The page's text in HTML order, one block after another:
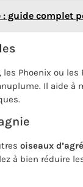
: guide complet
les Phoenix ou
Il aide
oiseaux
à bien réduire